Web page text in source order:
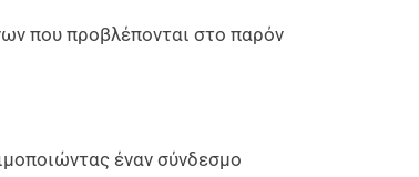
που προβλέπονται στο παρόν
έναν σύνδεσμο